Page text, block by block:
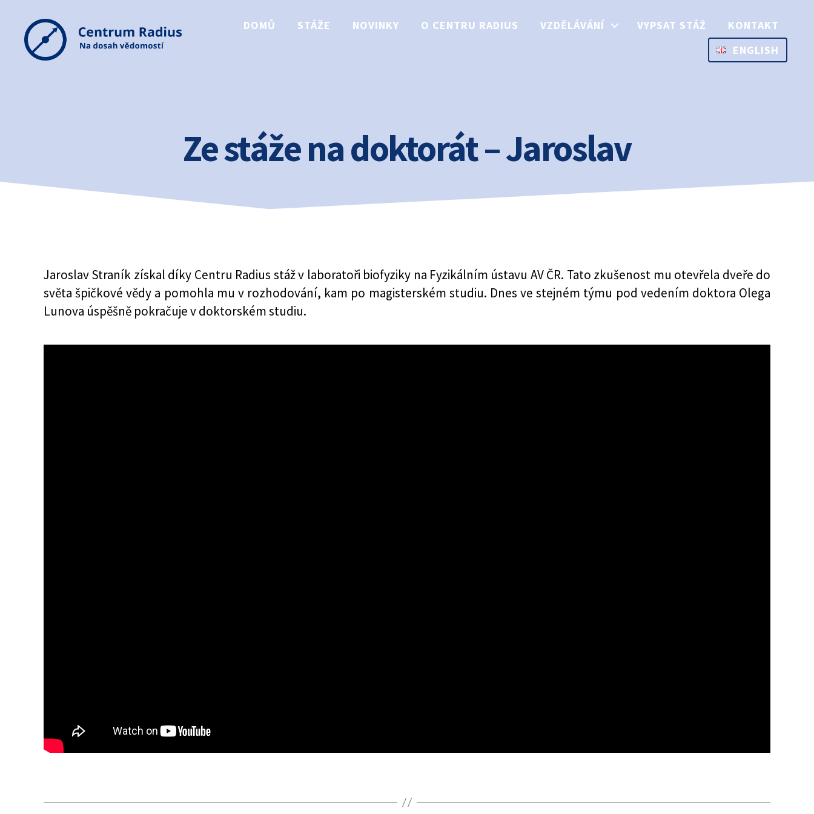
DOMŮ STÁŽE NOVINKY O CENTRU RADIUS VZDĚLÁVÁNÍ VYPSAT STÁŽ
KONTAKT
ENGLISH
Ze stáže na doktorát – Jaroslav
Jaroslav Straník získal díky Centru Radius stáž v laboratoři biofyziky na Fyzikálním ústavu AV ČR. Tato zkušenost mu otevřela dveře do
světa špičkové vědy a pomohla mu v rozhodování, kam po magisterském studiu. Dnes ve stejném týmu pod vedením doktora Olega
Lunova úspěšně pokračuje v doktorském studiu.